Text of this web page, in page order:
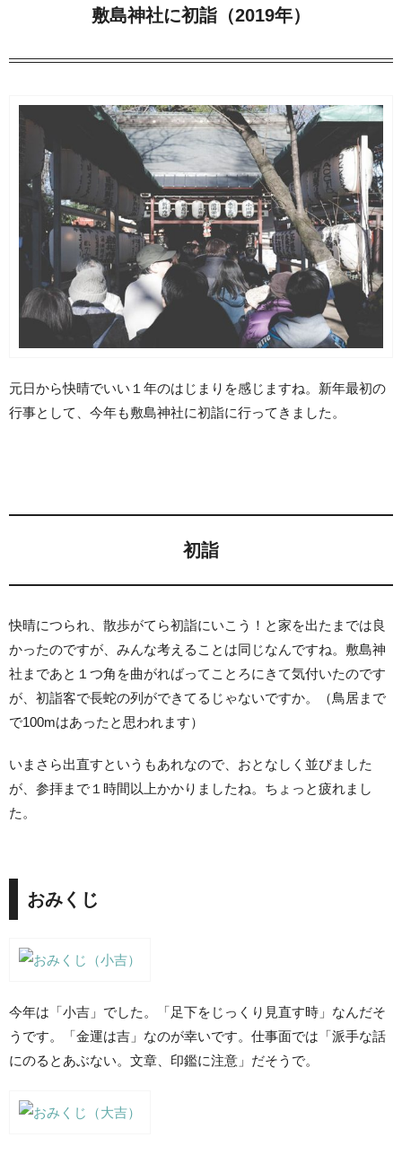
敷島神社に初詣（2019年）
元日から快晴でいい１年のはじまりを感じますね。新年最初の
行事として、今年も敷島神社に初詣に行ってきました。
初詣
快晴につられ、散歩がてら初詣にいこう！と家を出たまでは良
かったのですが、みんな考えることは同じなんですね。敷島神
社まであと１つ角を曲がればってことろにきて気付いたのです
が、初詣客で長蛇の列ができてるじゃないですか。（鳥居まで
で100mはあったと思われます）
いまさら出直すというもあれなので、おとなしく並びました
が、参拝まで１時間以上かかりましたね。ちょっと疲れまし
た。
おみくじ
今年は「小吉」でした。「足下をじっくり見直す時」なんだそ
うです。「金運は吉」なのが幸いです。仕事面では「派手な話
にのるとあぶない。文章、印鑑に注意」だそうで。